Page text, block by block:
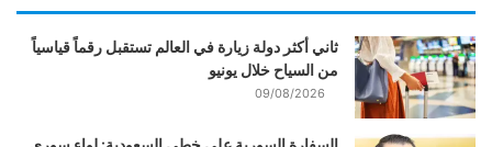
ثاني أكثر دولة زيارة في العالم تستقبل رقماً قياسياً
من السياح خلال يونيو
09/08/2026